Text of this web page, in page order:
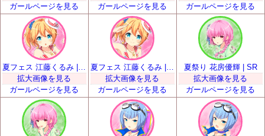
ガールページを見る
ガールページを見る
ガールページを見る
拡大画像を見る
ガールページを見る
夏フェス 江藤くるみ | SR
拡大画像を見る
ガールページを見る
夏祭り 花房優輝 | SR
拡大画像を見る
ガールページを見る